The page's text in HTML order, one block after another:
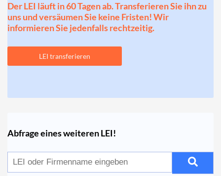
Der LEI läuft in 60 Tagen ab. Transferieren Sie ihn zu
uns und versäumen Sie keine Fristen! Wir
informieren Sie jedenfalls rechtzeitig.
LEI transferieren
Abfrage eines weiteren LEI!